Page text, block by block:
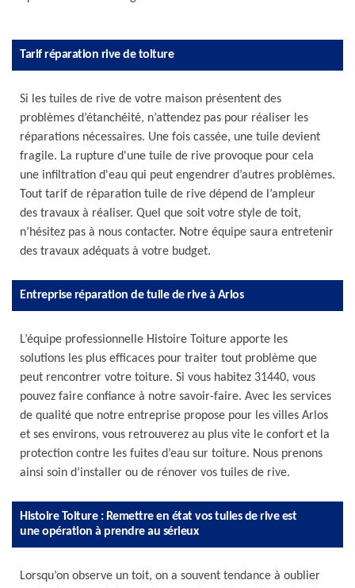
Tarif réparation rive de toiture
Si les tuiles de rive de votre maison présentent des
problèmes d’étanchéité, n’attendez pas pour réaliser les
réparations nécessaires. Une fois cassée, une tuile devient
fragile. La rupture d'une tuile de rive provoque pour cela
une infiltration d'eau qui peut engendrer d’autres problèmes.
Tout tarif de réparation tuile de rive dépend de l’ampleur
des travaux à réaliser. Quel que soit votre style de toit,
n’hésitez pas à nous contacter. Notre équipe saura entretenir
des travaux adéquats à votre budget.
Entreprise réparation de tuile de rive à Arlos
L’équipe professionnelle Histoire Toiture apporte les
solutions les plus efficaces pour traiter tout problème que
peut rencontrer votre toiture. Si vous habitez 31440, vous
pouvez faire confiance à notre savoir-faire. Avec les services
de qualité que notre entreprise propose pour les villes Arlos
et ses environs, vous retrouverez au plus vite le confort et la
protection contre les fuites d’eau sur toiture. Nous prenons
ainsi soin d’installer ou de rénover vos tuiles de rive.
Histoire Toiture : Remettre en état vos tuiles de rive est
une opération à prendre au sérieux
Lorsqu’on observe un toit, on a souvent tendance à oublier